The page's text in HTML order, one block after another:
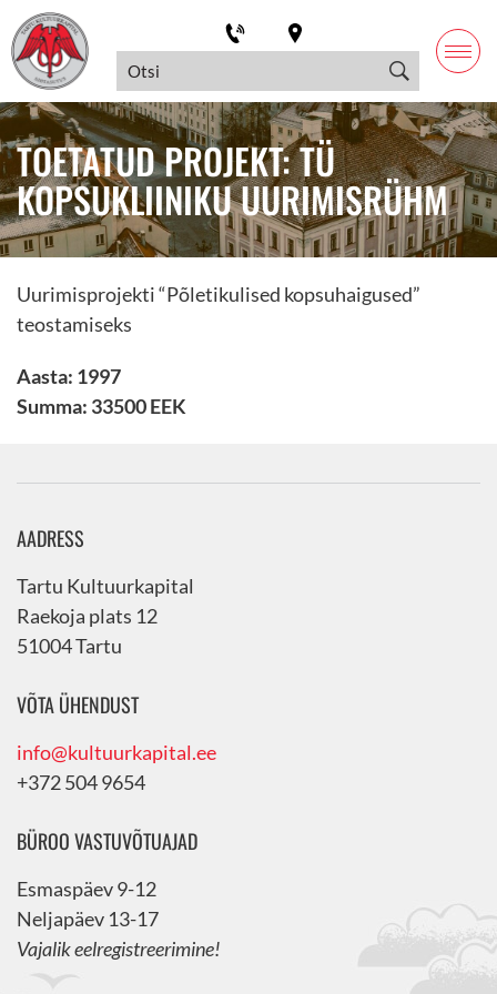
TOETATUD PROJEKT: TÜ
KOPSUKLIINIKU UURIMISRÜHM
Uurimisprojekti “Põletikulised kopsuhaigused”
teostamiseks
Aasta: 1997
Summa: 33500 EEK
AADRESS
Tartu Kultuurkapital
Raekoja plats 12
51004 Tartu
VÕTA ÜHENDUST
info@kultuurkapital.ee
+372 504 9654
BÜROO VASTUVÕTUAJAD
Esmaspäev 9-12
Neljapäev 13-17
Vajalik eelregistreerimine!